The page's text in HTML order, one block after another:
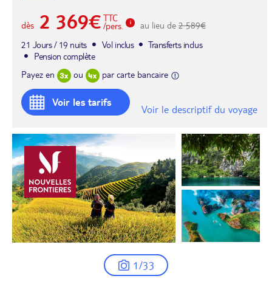
dès 2 369€ TTC
/pers. au lieu de 2 589€
21 Jours / 19 nuits
Vol inclus
Transferts inclus
Pension complète
Payez en
ou par carte bancaire
Voir les tarifs
Voir le descriptif du voyage
1/33